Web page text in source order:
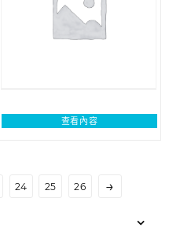
查看內容
24 25 26 →